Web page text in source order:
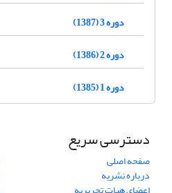
دوره 3 (1387)
دوره 2 (1386)
دوره 1 (1385)
دسترسی سریع
صفحه اصلی
درباره نشریه